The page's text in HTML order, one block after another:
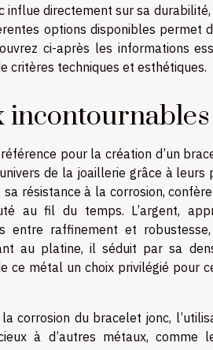
influe directement sur sa
options disponibles permet
ci-après les informations
critères techniques et esthétiques.
incontournables
pour la création d’un
de la joaillerie grâce à leurs
résistance à la corrosion,
au fil du temps. L’argent,
entre raffinement et
au platine, il séduit par sa
ce métal un choix privilégié pour
corrosion du bracelet jonc,
à d’autres métaux, comme